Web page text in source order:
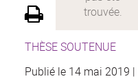
THÈSE SOUTENUE
Publié le 14 mai 2019 |